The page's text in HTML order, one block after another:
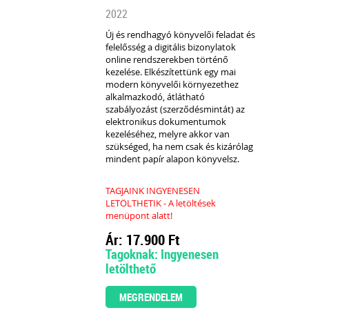
2022
Új és rendhagyó könyvelői feladat és
felelősség a digitális bizonylatok
online rendszerekben történő
kezelése. Elkészítettünk egy mai
modern könyvelői környezethez
alkalmazkodó, átlátható
szabályozást (szerződésmintát) az
elektronikus dokumentumok
kezeléséhez, melyre akkor van
szükséged, ha nem csak és kizárólag
mindent papír alapon könyvelsz.
TAGJAINK INGYENESEN
LETÖLTHETIK - A letöltések
menüpont alatt!
Ár: 17.900 Ft
Tagoknak: Ingyenesen
letölthető
MEGRENDELEM